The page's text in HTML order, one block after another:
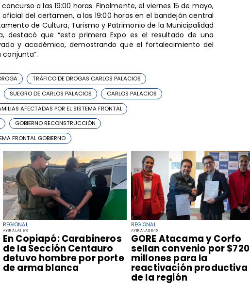
REGIONAL
AYER A LAS 9:16
En Copiapó: Carabineros
de la Sección Centauro
detuvo hombre por porte
de arma blanca
REGIONAL
AYER A LAS 8:40
​GORE Atacama y Corfo
sellan convenio por $720
millones para la
reactivación productiva
de la región
a las 19:00 horas. Finalmente, el viernes 15 de mayo,
del certamen, a las 19:00 horas en el bandejón central
de Cultura, Turismo y Patrimonio de la Municipalidad
destacó que “esta primera Expo es el resultado de una
y académico, demostrando que el fortalecimiento del
TRÁFICO DE DROGAS CARLOS PALACIOS
SUEGRO DE CARLOS PALACIOS
CARLOS PALACIOS
AFECTADAS POR EL SISTEMA FRONTAL
GOBIERNO RECONSTRUCCIÓN
FRONTAL GOBIERNO